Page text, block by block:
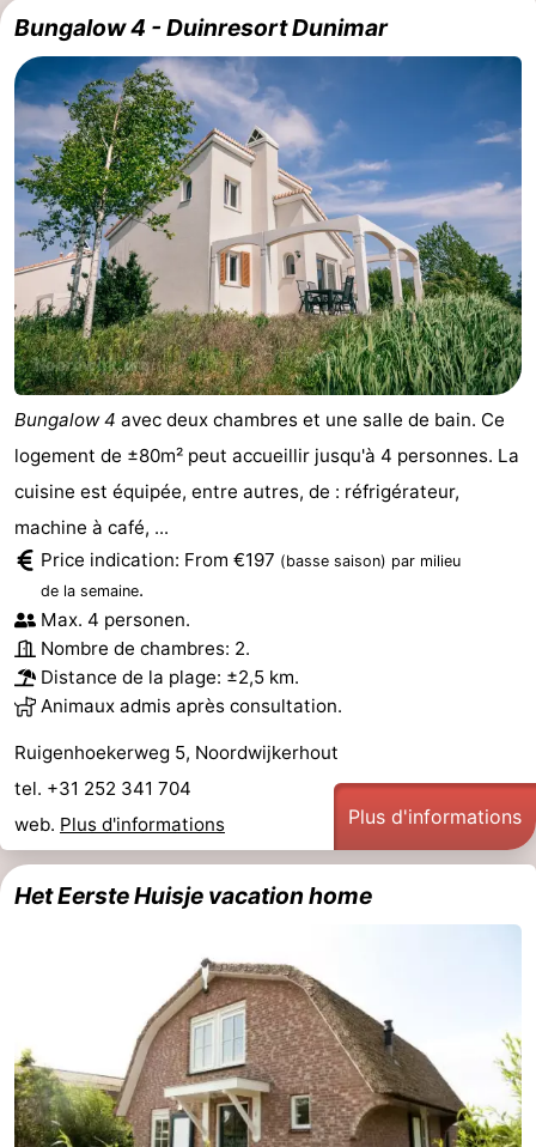
Bungalow 4 - Duinresort Dunimar
Bungalow 4 avec deux chambres et une salle de bain. Ce
logement de ±80m² peut accueillir jusqu'à 4 personnes. La
cuisine est équipée, entre autres, de : réfrigérateur,
machine à café, ...
Price indication: From €197 (basse saison) par milieu
de la semaine.
Max. 4 personen.
Nombre de chambres: 2.
Distance de la plage: ±2,5 km.
Animaux admis après consultation.
Ruigenhoekerweg 5, Noordwijkerhout
tel. +31 252 341 704
web. Plus d'informations Plus d'informations
Het Eerste Huisje vacation home